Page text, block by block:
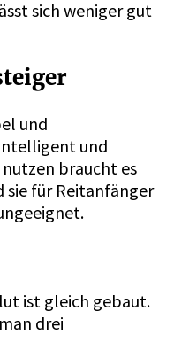
sich weniger gut
und
und
braucht es
sie für Reitanfänger
ist gleich gebaut.
drei